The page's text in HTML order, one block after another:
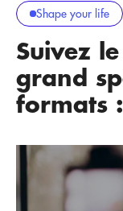
Shape your life
Suivez
grand
formats :